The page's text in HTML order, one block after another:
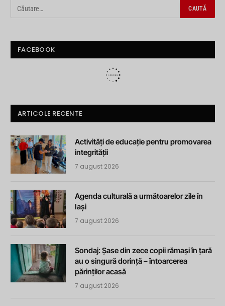
FACEBOOK
ARTICOLE RECENTE
Activități de educație pentru promovarea
integrității
7 august 2026
Agenda culturală a următoarelor zile în
Iași
7 august 2026
Sondaj: Șase din zece copii rămași în țară
au o singură dorință – întoarcerea
părinților acasă
7 august 2026